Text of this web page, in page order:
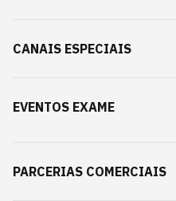
CANAIS ESPECIAIS
EVENTOS EXAME
PARCERIAS COMERCIAIS